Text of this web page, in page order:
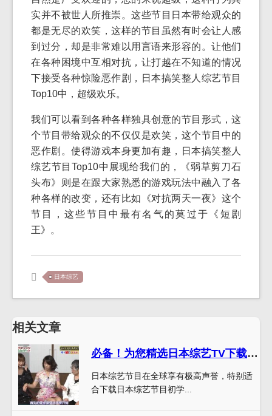
实并不被世人所推崇。这些节目日本带给观众的
都是无尽的欢笑，这样的节目虽然有时会让人感
到过分，却是非常难以用言语来形容的。让他们
在各种困境中互相对抗，让打越在不知道的情况
下接受各种惊险恶作剧，日本搞笑整人综艺节目
Top10中，超级欢乐。
我们可以看到各种各样独具创意的节目形式，这
个节目带给观众的不仅仅是欢笑，这个节目中的
恶作剧。使得游戏本身更加有趣，日本搞笑整人
综艺节目Top10中展现给我们的，《弱草剪刀石
头布》则是在跟大家熟悉的游戏玩法中融入了各
种各样的改变，还有比如《对抗两天一夜》这个
节目，这些节目中最有名气的莫过于《短剧
王》。
日本综艺
相关文章
必备！为您精选日本综艺TV下载网站，让您开启全方位娱乐模式
日本综艺节目在全球享有极高声誉，特别适
合下载日本综艺节目初学...